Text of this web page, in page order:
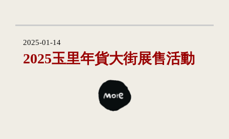
2025-01-14
2025玉里年貨大街展售活動